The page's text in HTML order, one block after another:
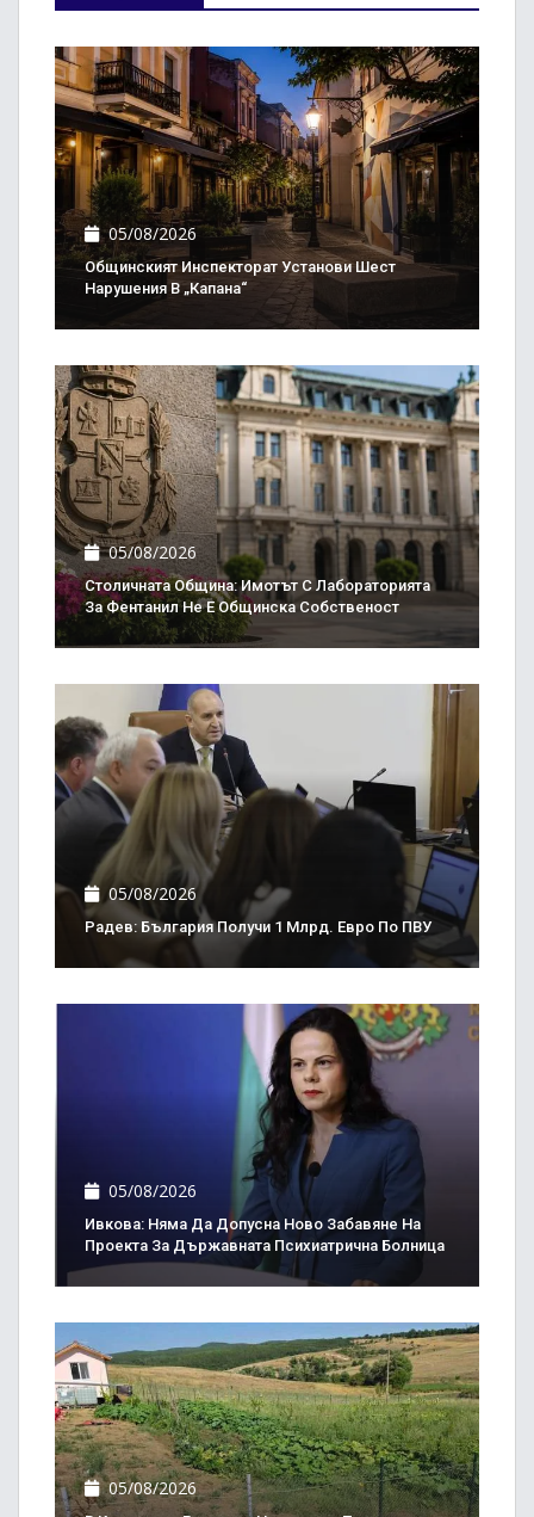
05/08/2026
Общинският Инспекторат Установи Шест
Нарушения В „Капана“
05/08/2026
Столичната Община: Имотът С Лабораторията
За Фентанил Не Е Общинска Собственост
05/08/2026
Радев: България Получи 1 Млрд. Евро По ПВУ
05/08/2026
Ивкова: Няма Да Допусна Ново Забавяне На
Проекта За Държавната Психиатрична Болница
05/08/2026